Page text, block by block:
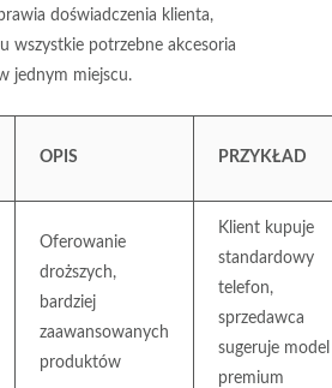
doświadczenia klienta,
wszystkie potrzebne akcesoria
jednym miejscu.
OPIS PRZYKŁAD
Oferowanie
droższych,
bardziej
zaawansowanych
produktów
Klient kupuje
standardowy
telefon,
sprzedawca
sugeruje model
premium